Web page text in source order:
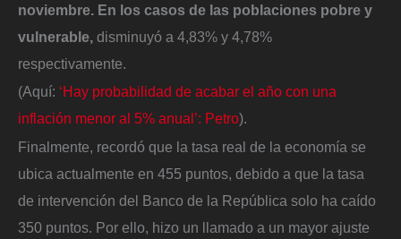
noviembre. En los casos de las poblaciones pobre y
vulnerable, disminuyó a 4,83% y 4,78%
respectivamente.
(Aquí: ‘Hay probabilidad de acabar el año con una
inflación menor al 5% anual’: Petro).
Finalmente, recordó que la tasa real de la economía se
ubica actualmente en 455 puntos, debido a que la tasa
de intervención del Banco de la República solo ha caído
350 puntos. Por ello, hizo un llamado a un mayor ajuste